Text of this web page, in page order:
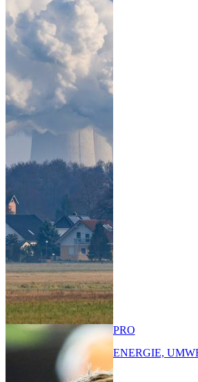
PRO
ENERGIE,